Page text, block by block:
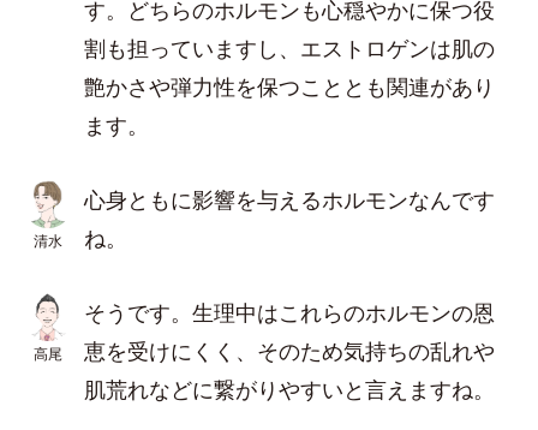
す。どちらのホルモンも心穏やかに保つ役
割も担っていますし、エストロゲンは肌の
艶かさや弾力性を保つこととも関連があり
ます。
清水
心身ともに影響を与えるホルモンなんです
ね。
高尾
そうです。生理中はこれらのホルモンの恩
恵を受けにくく、そのため気持ちの乱れや
肌荒れなどに繋がりやすいと言えますね。